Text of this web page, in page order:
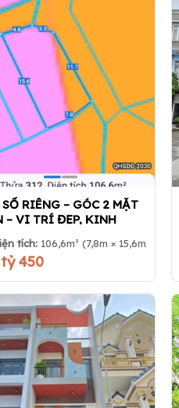
RIÊNG – GÓC 2 MẶT
– VỊ TRÍ ĐẸP, KINH
TỐT | Nhà 360
tích: 106,6m² (7,8m × 15,6m
450